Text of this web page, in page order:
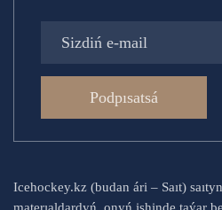
Podpısatsá
Icehockey.kz (budan ári – Saıt)